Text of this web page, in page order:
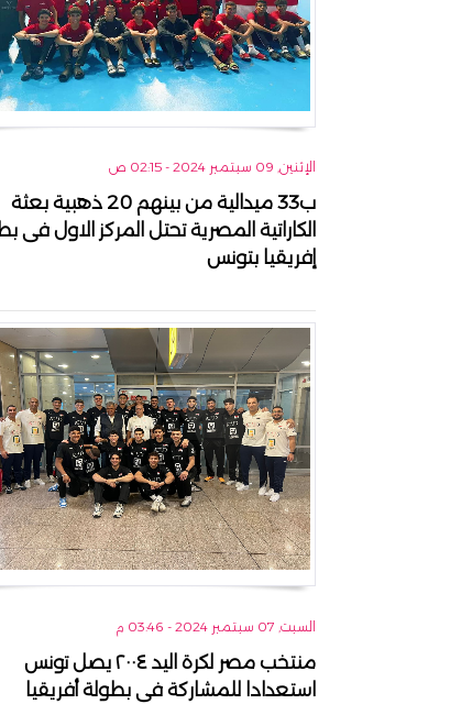
الإثنين, 09 سبتمبر 2024 - 02:15 ص
ب33 ميدالية من بينهم 20 ذهبية بعثة
الكاراتية المصرية تحتل المركز الاول فى
إفريقيا بتونس
السبت, 07 سبتمبر 2024 - 03:46 م
منتخب مصر لكرة اليد ٢٠٠٤ يصل تونس
استعدادا للمشاركة في بطولة أفريقيا